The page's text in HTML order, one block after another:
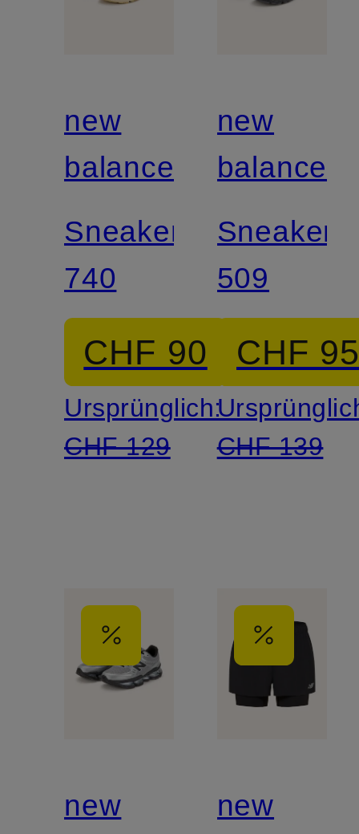
new
balance
Sneaker
740
CHF 90
Ursprünglich:
CHF 129
new
balance
Sneaker
509
CHF
CHF 139
new
new